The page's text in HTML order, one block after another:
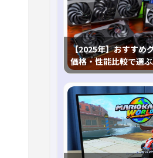
【2025年】おすすめ
価格・性能比較で選
RX 7000各種に対応】